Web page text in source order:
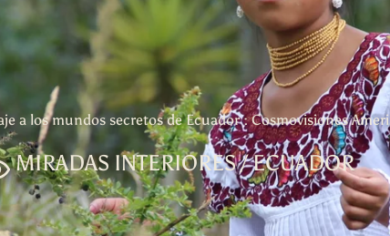
a los mundos secretos de Ecuador : Cosmovisiones
MIRADAS INTERIORES / ECUADOR